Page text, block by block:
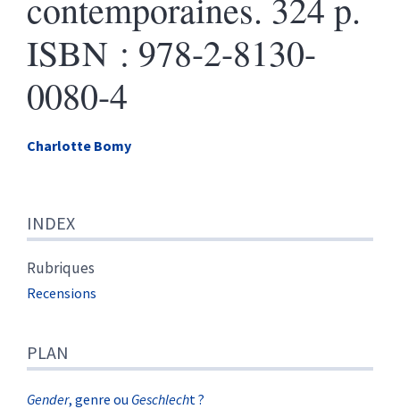
ISBN : 978-2-8130-
0080-4
Charlotte Bomy
Plan
Texte
Note de fin
Citer cet article
INDEX
Rubriques
Recensions
PLAN
Gender, genre ou Geschlecht ?